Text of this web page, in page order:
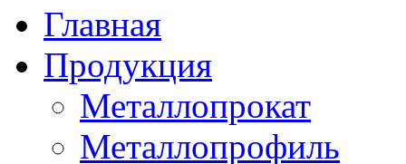
Главная
Продукция
Металлопрокат
Металлопрофиль